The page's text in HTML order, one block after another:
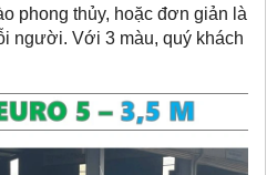
phong thủy, hoặc đơn giản là
người. Với 3 màu, quý khách